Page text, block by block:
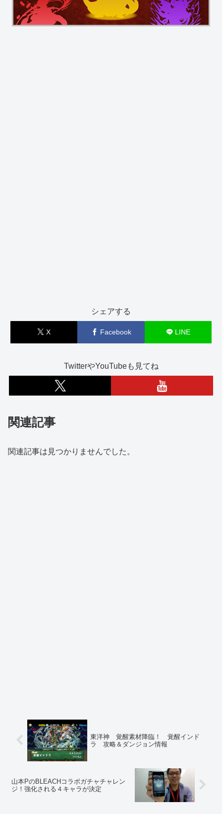
シェアする
X Facebook LINE
TwitterやYouTubeも見てね
関連記事
関連記事は見つかりませんでした。
東洋神 覚醒素材降臨！ 覚醒インド
ラ 攻略＆ダンジョン情報
山本PのBLEACHコラボガチャチャレン
ジ！強化される４キャラが決定